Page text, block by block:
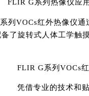
G系列热像仪应
VOCs红外热像仪通
了旋转式人体工学触
FLIR G系列VOCs红
凭借专业的技术和贴